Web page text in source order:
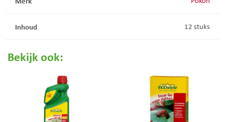
Inhoud 12 stuks
Bekijk ook: